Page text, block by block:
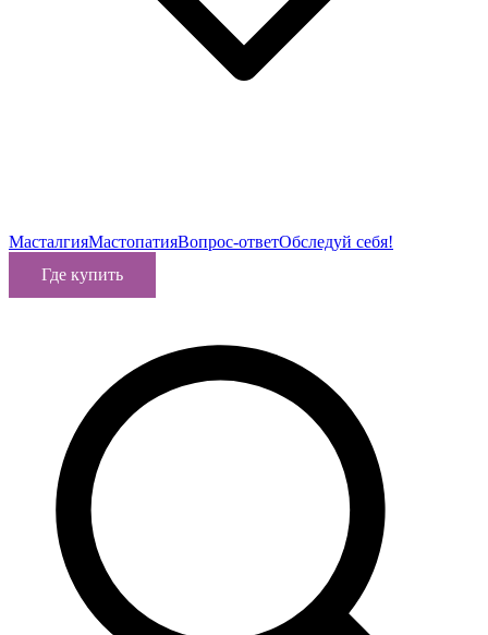
МасталгияМастопатияВопрос-ответОбследуй себя!
Где купить